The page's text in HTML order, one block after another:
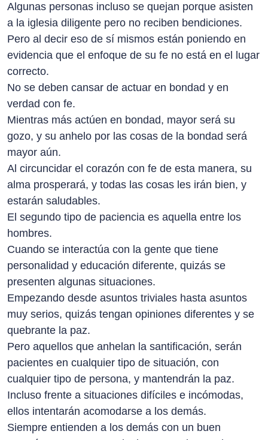
Algunas personas incluso se quejan porque asisten
a la iglesia diligente pero no reciben bendiciones.
Pero al decir eso de sí mismos están poniendo en
evidencia que el enfoque de su fe no está en el lugar
correcto.
No se deben cansar de actuar en bondad y en
verdad con fe.
Mientras más actúen en bondad, mayor será su
gozo, y su anhelo por las cosas de la bondad será
mayor aún.
Al circuncidar el corazón con fe de esta manera, su
alma prosperará, y todas las cosas les irán bien, y
estarán saludables.
El segundo tipo de paciencia es aquella entre los
hombres.
Cuando se interactúa con la gente que tiene
personalidad y educación diferente, quizás se
presenten algunas situaciones.
Empezando desde asuntos triviales hasta asuntos
muy serios, quizás tengan opiniones diferentes y se
quebrante la paz.
Pero aquellos que anhelan la santificación, serán
pacientes en cualquier tipo de situación, con
cualquier tipo de persona, y mantendrán la paz.
Incluso frente a situaciones difíciles e incómodas,
ellos intentarán acomodarse a los demás.
Siempre entienden a los demás con un buen